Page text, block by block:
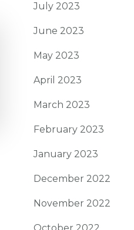
July 2023
June 2023
May 2023
April 2023
March 2023
February 2023
January 2023
December 2022
November 2022